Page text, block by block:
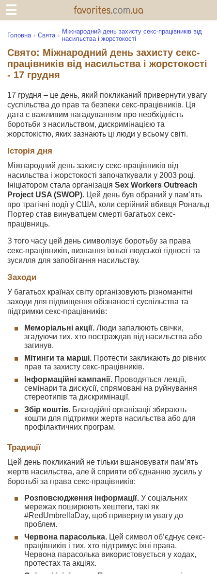
Головна Свята
Міжнародний день захисту секс-працівників від
насильства і жорстокості
Свято: Міжнародний день захисту секс-
працівників від насильства і жорстокості
- 17 грудня
17 грудня – це день, який покликаний привернути увагу
суспільства до прав та безпеки секс-працівників. Ця
дата є важливим нагадуванням про необхідність
боротьби з насильством, дискримінацією та
жорстокістю, яких зазнають ці люди у всьому світі.
Історія дня
Міжнародний день захисту секс-працівників від
насильства і жорстокості започаткували у 2003 році.
Ініціатором стала організація Sex Workers Outreach
Project USA (SWOP). Цей день був обраний у пам’ять
про трагічні події у США, коли серійний вбивця Рональд
Портер став винуватцем смерті багатьох секс-
працівниць.
З того часу цей день символізує боротьбу за права
секс-працівників, визнання їхньої людської гідності та
зусилля для запобігання насильству.
Заходи
У багатьох країнах світу організовують різноманітні
заходи для підвищення обізнаності суспільства та
підтримки секс-працівників:
Меморіальні акції. Люди запалюють свічки,
згадуючи тих, хто постраждав від насильства або
загинув.
Мітинги та марші. Протести закликають до рівних
прав та захисту секс-працівників.
Інформаційні кампанії. Проводяться лекції,
семінари та дискусії, спрямовані на руйнування
стереотипів та дискримінації.
Збір коштів. Благодійні організації збирають
кошти для підтримки жертв насильства або для
профілактичних програм.
Традиції
Цей день покликаний не тільки вшановувати пам’ять
жертв насильства, але й сприяти об’єднанню зусиль у
боротьбі за права секс-працівників:
Розповсюдження інформації. У соціальних
мережах поширюють хештеги, такі як
#RedUmbrellaDay, щоб привернути увагу до
проблем.
Червона парасолька. Цей символ об’єднує секс-
працівників і тих, хто підтримує їхні права.
Червона парасолька використовується у ходах,
протестах та акціях.